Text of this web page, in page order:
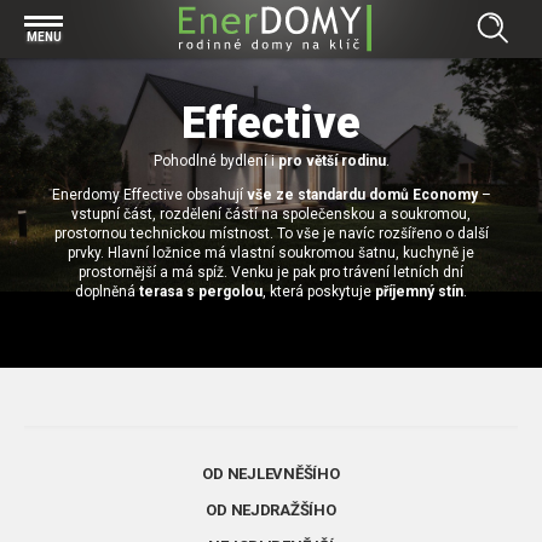
MENU
Prohlížet vše v kategorii Bungalovy
Concept
Exclusive
Effective
Economy
Prohlížet vše v kategorii Projekty
Individuální projekty
Typové řešení
Prohlížet vše v kategorii Technologie
Základová deska
Technologie domu
Zděné domy na klíč
Prohlížet vše v kategorii Kontakt
Pracovní pozice
Prohlížet vše v kategorii Magazín
7 důvodů, proč si zvolit bungalov
Výhody a nevýhody dřevostaveb a zděných domů
Přízemní rodinné domy
RD Zhoř u Jihlavy
Effective
Pohodlné bydlení ipro větší rodinu.
Enerdomy Effective obsahují vše ze standardu domů Economy–
vstupní část, rozdělení částí na společenskou a soukromou,
prostornou technickou místnost. To vše je navíc rozšířeno o další
prvky. Hlavní ložnice má vlastní soukromou šatnu, kuchyně je
prostornější a má spíž. Venku je pak pro trávení letních dní
doplněnáterasa s pergolou, která poskytujepříjemný stín.
OD NEJLEVNĚŠÍHO
OD NEJDRAŽŠÍHO